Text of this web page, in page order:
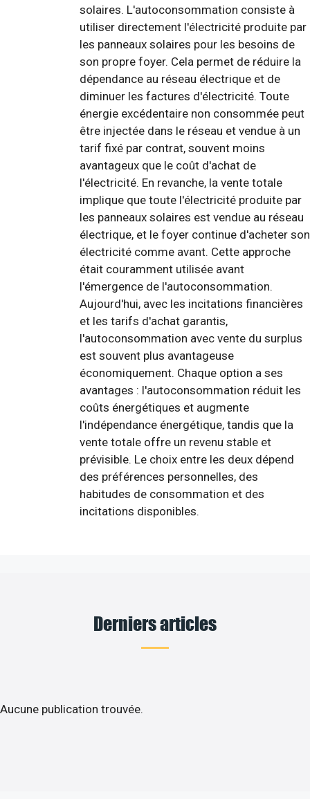
solaires. L'autoconsommation consiste à
utiliser directement l'électricité produite par
les panneaux solaires pour les besoins de
son propre foyer. Cela permet de réduire la
dépendance au réseau électrique et de
diminuer les factures d'électricité. Toute
énergie excédentaire non consommée peut
être injectée dans le réseau et vendue à un
tarif fixé par contrat, souvent moins
avantageux que le coût d'achat de
l'électricité. En revanche, la vente totale
implique que toute l'électricité produite par
les panneaux solaires est vendue au réseau
électrique, et le foyer continue d'acheter son
électricité comme avant. Cette approche
était couramment utilisée avant
l'émergence de l'autoconsommation.
Aujourd'hui, avec les incitations financières
et les tarifs d'achat garantis,
l'autoconsommation avec vente du surplus
est souvent plus avantageuse
économiquement. Chaque option a ses
avantages : l'autoconsommation réduit les
coûts énergétiques et augmente
l'indépendance énergétique, tandis que la
vente totale offre un revenu stable et
prévisible. Le choix entre les deux dépend
des préférences personnelles, des
habitudes de consommation et des
incitations disponibles.
Derniers articles
Aucune publication trouvée.